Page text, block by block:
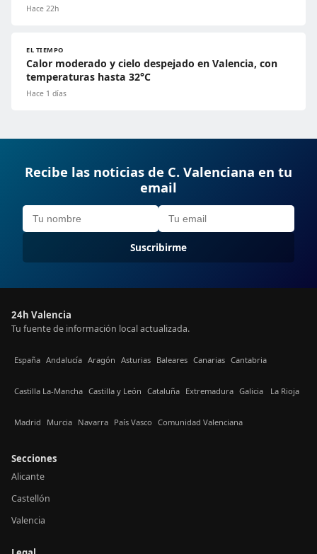
Hace 22h
EL TIEMPO
Calor moderado y cielo despejado en Valencia, con
temperaturas hasta 32°C
Hace 1 días
Recibe las noticias de C. Valenciana en tu
email
Suscribirme
24h Valencia
Tu fuente de información local actualizada.
España Andalucía Aragón Asturias Baleares Canarias Cantabria
Castilla La-Mancha Castilla y León Cataluña Extremadura Galicia La Rioja
Madrid Murcia Navarra País Vasco Comunidad Valenciana
Secciones
Alicante
Castellón
Valencia